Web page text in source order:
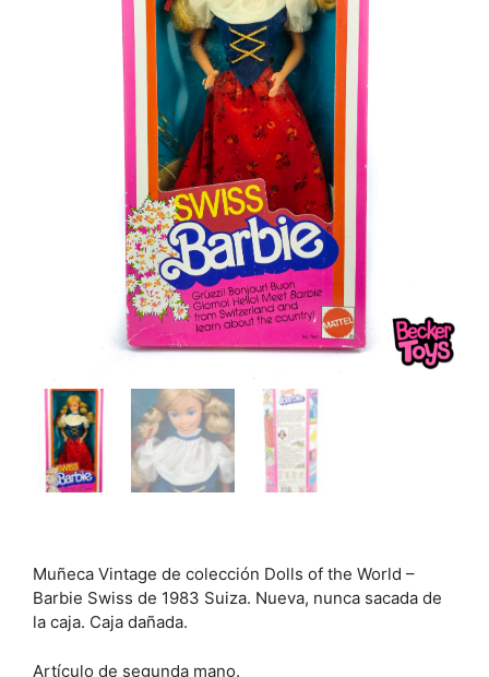
Muñeca Vintage de colección Dolls of the World –
Barbie Swiss de 1983 Suiza. Nueva, nunca sacada de
la caja. Caja dañada.
Artículo de segunda mano.